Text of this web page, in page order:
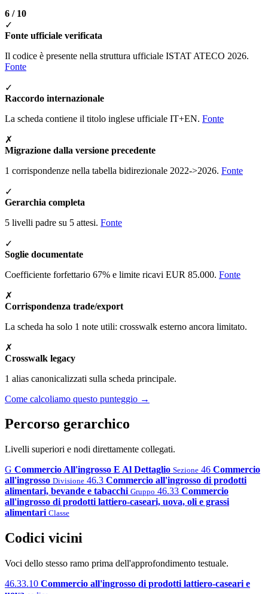
6 / 10
✓
Fonte ufficiale verificata
Il codice è presente nella struttura ufficiale ISTAT ATECO 2026.
Fonte
✓
Raccordo internazionale
La scheda contiene il titolo inglese ufficiale IT+EN. Fonte
✗
Migrazione dalla versione precedente
1 corrispondenze nella tabella bidirezionale 2022->2026. Fonte
✓
Gerarchia completa
5 livelli padre su 5 attesi. Fonte
✓
Soglie documentate
Coefficiente forfettario 67% e limite ricavi EUR 85.000. Fonte
✗
Corrispondenza trade/export
La scheda ha solo 1 note utili: crosswalk esterno ancora limitato.
✗
Crosswalk legacy
1 alias canonicalizzati sulla scheda principale.
Come calcoliamo questo punteggio →
Percorso gerarchico
Livelli superiori e nodi direttamente collegati.
G Commercio All'ingrosso E Al Dettaglio Sezione 46 Commercio
all'ingrosso Divisione 46.3 Commercio all'ingrosso di prodotti
alimentari, bevande e tabacchi Gruppo 46.33 Commercio
all'ingrosso di prodotti lattiero-caseari, uova, oli e grassi
alimentari Classe
Codici vicini
Voci dello stesso ramo prima dell'approfondimento testuale.
46.33.10 Commercio all'ingrosso di prodotti lattiero-caseari e